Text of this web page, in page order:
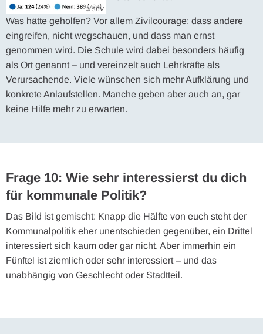
© SBV
Was hätte geholfen? Vor allem Zivilcourage: dass andere
eingreifen, nicht wegschauen, und dass man ernst
genommen wird. Die Schule wird dabei besonders häufig
als Ort genannt – und vereinzelt auch Lehrkräfte als
Verursachende. Viele wünschen sich mehr Aufklärung und
konkrete Anlaufstellen. Manche geben aber auch an, gar
keine Hilfe mehr zu erwarten.
Frage 10: Wie sehr interessierst du dich
für kommunale Politik?
Das Bild ist gemischt: Knapp die Hälfte von euch steht der
Kommunalpolitik eher unentschieden gegenüber, ein Drittel
interessiert sich kaum oder gar nicht. Aber immerhin ein
Fünftel ist ziemlich oder sehr interessiert – und das
unabhängig von Geschlecht oder Stadtteil.